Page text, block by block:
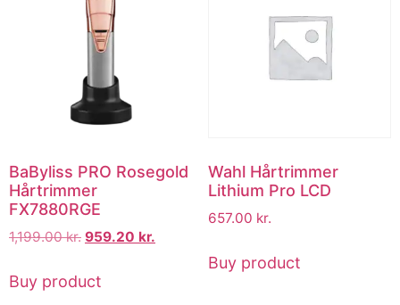
BaByliss PRO Rosegold
Hårtrimmer
FX7880RGE
1,199.00kr. 959.20 kr.
Buy product
Wahl Hårtrimmer
Lithium Pro LCD
657.00 kr.
Buy product